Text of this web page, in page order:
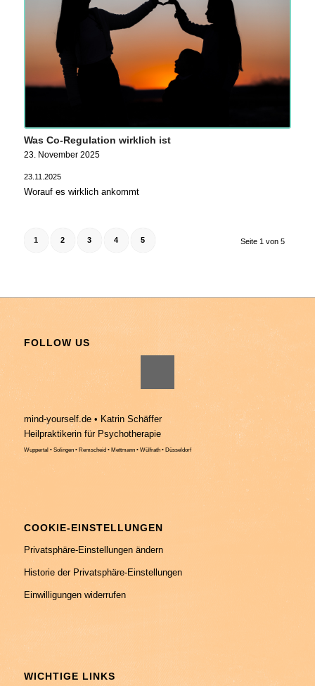
Was Co-Regulation wirklich ist
23. November 2025
23.11.2025
Worauf es wirklich ankommt
Seite 1 von 5
1 2 3 4 5
FOLLOW US
mind-yourself.de • Katrin Schäffer
Heilpraktikerin für Psychotherapie
Wuppertal • Solingen • Remscheid • Mettmann • Wülfrath • Düsseldorf
COOKIE-EINSTELLUNGEN
Privatsphäre-Einstellungen ändern
Historie der Privatsphäre-Einstellungen
Einwilligungen widerrufen
WICHTIGE LINKS